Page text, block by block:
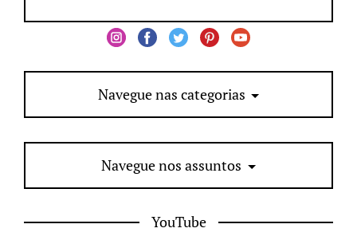
Navegue nas categorias
Navegue nos assuntos
YouTube